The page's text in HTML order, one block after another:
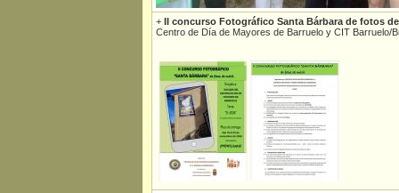
+ II concurso Fotográfico Santa Bárbara de fotos
Centro de Día de Mayores de Barruelo y CIT Barruelo/